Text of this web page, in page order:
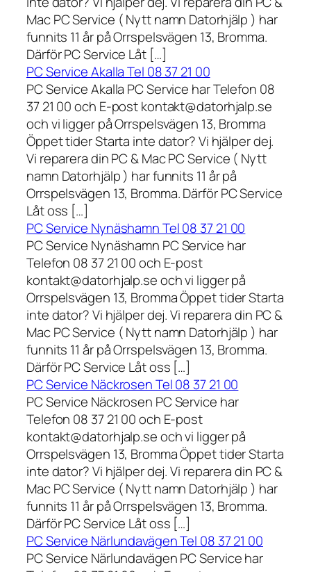
Mac PC Service ( Nytt namn Datorhjälp ) har
funnits 11 år på Orrspelsvägen 13, Bromma.
Därför PC Service Låt […]
PC Service Akalla Tel 08 37 21 00
PC Service Akalla PC Service har Telefon 08
37 21 00 och E-post kontakt@datorhjalp.se
och vi ligger på Orrspelsvägen 13, Bromma
Öppet tider Starta inte dator? Vi hjälper dej.
Vi reparera din PC & Mac PC Service ( Nytt
namn Datorhjälp ) har funnits 11 år på
Orrspelsvägen 13, Bromma. Därför PC Service
Låt oss […]
PC Service Nynäshamn Tel 08 37 21 00
PC Service Nynäshamn PC Service har
Telefon 08 37 21 00 och E-post
kontakt@datorhjalp.se och vi ligger på
Orrspelsvägen 13, Bromma Öppet tider Starta
inte dator? Vi hjälper dej. Vi reparera din PC &
Mac PC Service ( Nytt namn Datorhjälp ) har
funnits 11 år på Orrspelsvägen 13, Bromma.
Därför PC Service Låt oss […]
PC Service Näckrosen Tel 08 37 21 00
PC Service Näckrosen PC Service har
Telefon 08 37 21 00 och E-post
kontakt@datorhjalp.se och vi ligger på
Orrspelsvägen 13, Bromma Öppet tider Starta
inte dator? Vi hjälper dej. Vi reparera din PC &
Mac PC Service ( Nytt namn Datorhjälp ) har
funnits 11 år på Orrspelsvägen 13, Bromma.
Därför PC Service Låt oss […]
PC Service Närlundavägen Tel 08 37 21 00
PC Service Närlundavägen PC Service har